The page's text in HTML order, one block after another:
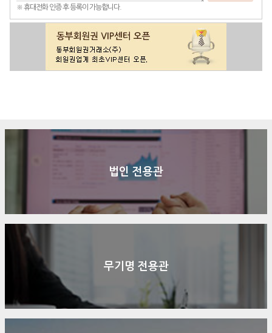
※ 휴대전화 인증 후 등록이 가능합니다.
구매문의 상담신청
법인 전용관
무기명 전용관